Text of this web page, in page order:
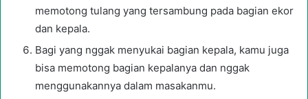
memotong tulang yang tersambung pada bagian ekor
dan kepala.
Bagi yang nggak menyukai bagian kepala, kamu juga
bisa memotong bagian kepalanya dan nggak
menggunakannya dalam masakanmu.